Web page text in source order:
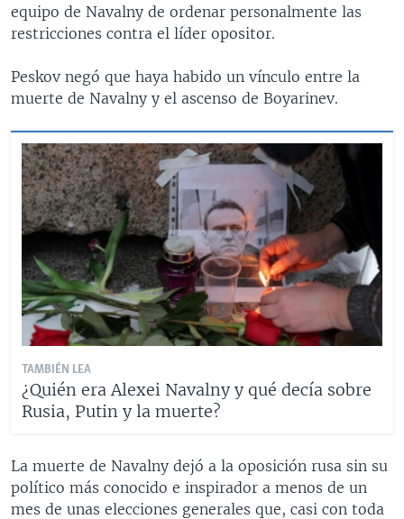
equipo de Navalny de ordenar personalmente las
restricciones contra el líder opositor.
Peskov negó que haya habido un vínculo entre la
muerte de Navalny y el ascenso de Boyarinev.
TAMBIÉN LEA
¿Quién era Alexei Navalny y qué decía sobre
Rusia, Putin y la muerte?
La muerte de Navalny dejó a la oposición rusa sin su
político más conocido e inspirador a menos de un
mes de unas elecciones generales que, casi con toda